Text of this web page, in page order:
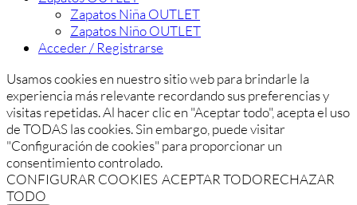
Zapatos Niña OUTLET
Zapatos Niño OUTLET
Acceder / Registrarse
Usamos cookies en nuestro sitio web para brindarle la
experiencia más relevante recordando sus preferencias y
visitas repetidas. Al hacer clic en "Aceptar todo", acepta el uso
de TODAS las cookies. Sin embargo, puede visitar
"Configuración de cookies" para proporcionar un
consentimiento controlado.
CONFIGURAR COOKIES ACEPTAR TODORECHAZAR
TODO